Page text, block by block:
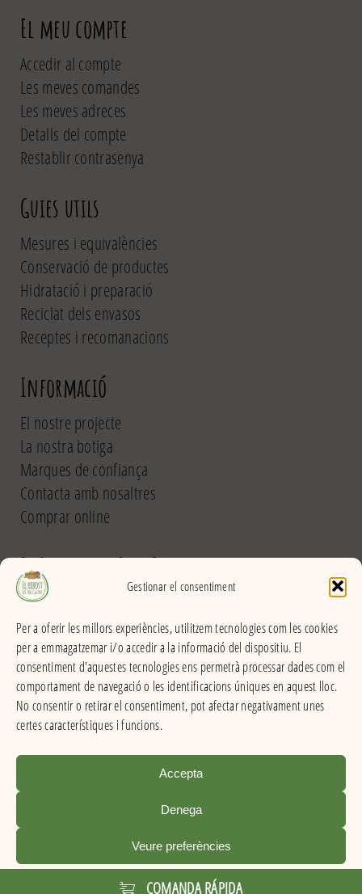
Gestionar el consentiment
Per a oferir les millors experiències, utilitzem tecnologies com les cookies
per a emmagatzemar i/o accedir a la informació del dispositiu. El
consentiment d'aquestes tecnologies ens permetrà processar dades com el
comportament de navegació o les identificacions úniques en aquest lloc.
No consentir o retirar el consentiment, pot afectar negativament unes
certes característiques i funcions.
Accepta
Denega
Veure preferències
CookiesPolítica de privacitatAvís legal
El meu compte
Accedir al compte
Les meves comandes
Les meves adreces
Detalls del compte
Restablir contrasenya
Guies utils
Mesures i equivalències
Conservació de productes
Hidratació i preparació
Reciclat dels envasos
Receptes i recomanacions
Informació
El nostre projecte
La nostra botiga
Marques de confiança
Contacta amb nosaltres
Comprar online
El Rebost del Pou Calent
Carrer dels Banys, 31 (La Garriga) >>
Horari
De dilluns a divendres
Matins: 9h – 13:30h
Tardes: 16:30h – 20h
Dissabes: 9h – 13:30h
El Rebost del Pou Calent . Productes a granel
Avís legal |Política de privacitat
|Disseny web: qualitystudio
COMANDA RÁPIDA